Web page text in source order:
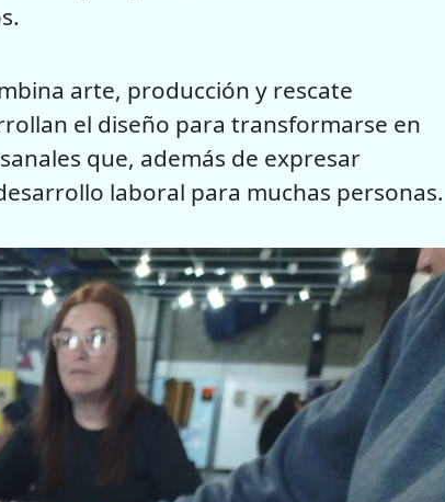
arte, producción y rescate
el diseño para transformarse en
que, además de expresar
laboral para muchas personas.